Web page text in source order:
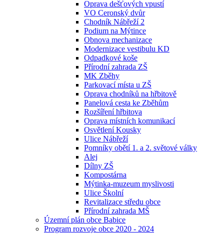
Oprava dešťových vpustí
VO Ceronský dvůr
Chodník Nábřeží 2
Podium na Mýtince
Obnova mechanizace
Modernizace vestibulu KD
Odpadkové koše
Přírodní zahrada ZŠ
MK Zběhy
Parkovací místa u ZŠ
Oprava chodníků na hřbitově
Panelová cesta ke Zběhům
Rozšíření hřbitova
Oprava místních komunikací
Osvětlení Kousky
Ulice Nábřeží
Pomníky obětí 1. a 2. světové války
Alej
Dílny ZŠ
Kompostárna
Mýtinka-muzeum myslivosti
Ulice Školní
Revitalizace středu obce
Přírodní zahrada MŠ
Územní plán obce Babice
Program rozvoje obce 2020 - 2024